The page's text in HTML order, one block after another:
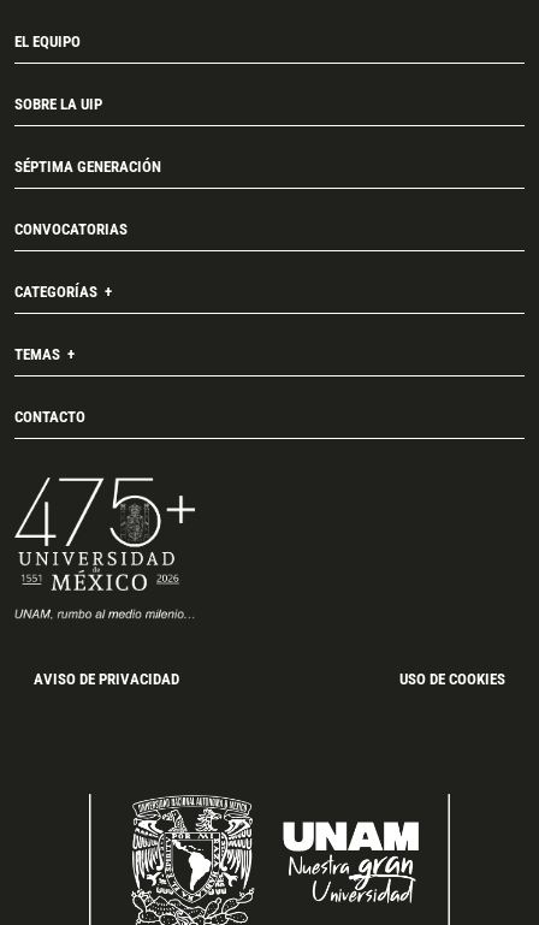
EL EQUIPO
SOBRE LA UIP
SÉPTIMA GENERACIÓN
CONVOCATORIAS
CATEGORÍAS
TEMAS
CONTACTO
AVISO DE PRIVACIDAD USO DE COOKIES